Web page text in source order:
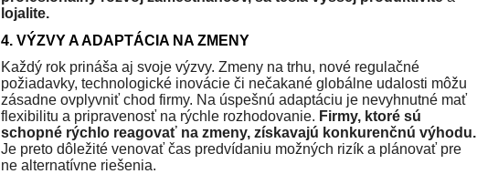
lojalite.
4. VÝZVY A ADAPTÁCIA NA ZMENY
Každý rok prináša aj svoje výzvy. Zmeny na trhu, nové regulačné
požiadavky, technologické inovácie či nečakané globálne udalosti môžu
zásadne ovplyvniť chod firmy. Na úspešnú adaptáciu je nevyhnutné mať
flexibilitu a pripravenosť na rýchle rozhodovanie. Firmy, ktoré sú
schopné rýchlo reagovať na zmeny, získavajú konkurenčnú výhodu.
Je preto dôležité venovať čas predvídaniu možných rizík a plánovať pre
ne alternatívne riešenia.